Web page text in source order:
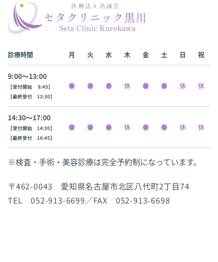
診療時間 月 火 水 木 金 土 日 祝
9:00〜13:00
【受付開始 8:45】
【最終受付 12:30】
14:30〜17:00
【受付開始 14:30】
【最終受付 16:45】
※検査・手術・美容診療は完全予約制になっています。
〒462-0043 愛知県名古屋市北区八代町2丁目74
TEL 052-913-6699／FAX 052-913-6698